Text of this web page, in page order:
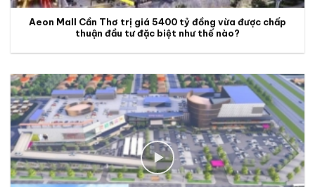
Aeon Mall Cần Thơ trị giá 5400 tỷ đồng vừa được chấp
thuận đầu tư đặc biệt như thế nào?